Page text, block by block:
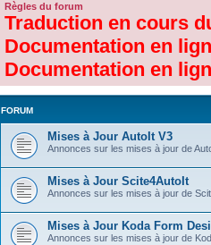
Règles du forum
Traduction en cours
Documentation en
Documentation en
FORUM
Mises à Jour AutoIt V3
Annonces sur les mises à jour de
Mises à Jour Scite4AutoIt
Annonces sur les mises à jour de
Mises à Jour Koda Form
Annonces sur les mises à jour de